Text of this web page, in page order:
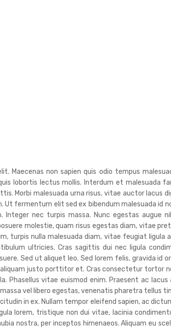
Maecenas non sapien quis odio tempus
lobortis lectus mollis. Interdum et malesuada
Morbi malesuada urna risus, vitae auctor lacus
Ut fermentum elit sed ex bibendum malesuada id
nec turpis massa. Nunc egestas augue
molestie, quam risus egestas diam, vitae
turpis nulla malesuada diam, vitae feugiat ligula
ultricies. Cras sagittis dui nec ligula
Sed ut aliquet leo. Sed lorem felis, gravida id
justo porttitor et. Cras consectetur tortor
Phasellus vitae euismod enim. Praesent ac lacus
vel libero egestas, venenatis pharetra tellus
in ex. Nullam tempor eleifend sapien, ac
lorem, tristique non dui vitae, lacinia
nostra, per inceptos himenaeos. Aliquam eu